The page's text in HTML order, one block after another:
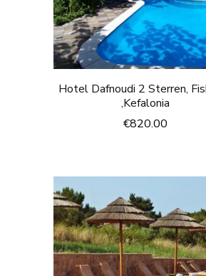
Hotel Dafnoudi 2 Sterren,
,Kefalonia
€820.00